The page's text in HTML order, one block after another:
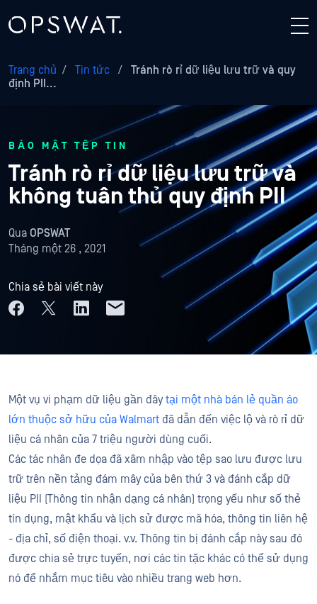
Trang chủ / Tin tức /
Tránh rò rỉ dữ liệu lưu trữ và quy
định PII...
BẢO MẬT TỆP TIN
Tránh rò rỉ dữ liệu lưu trữ và
không tuân thủ quy định PII
Qua OPSWAT
Tháng một 26 , 2021
Chia sẻ bài viết này
Một vụ vi phạm dữ liệu gần đâytại một nhà bán lẻ quần áo
lớn thuộc sở hữu của Walmart đã dẫn đến việc lộ và rò rỉ dữ
liệu cá nhân của 7 triệu người dùng cuối.
Các tác nhân đe dọa đã xâm nhập vào tệp sao lưu được lưu
trữ trên nền tảng đám mây của bên thứ 3 và đánh cắp dữ
liệu PII (Thông tin nhận dạng cá nhân) trọng yếu như số thẻ
tín dụng, mật khẩu và lịch sử được mã hóa, thông tin liên hệ
- địa chỉ, số điện thoại. v.v. Thông tin bị đánh cắp này sau đó
được chia sẻ trực tuyến, nơi các tin tặc khác có thể sử dụng
nó để nhắm mục tiêu vào nhiều trang web hơn.